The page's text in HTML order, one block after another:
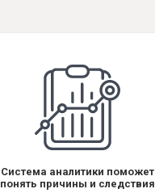
Система аналитики поможет
понять причины и следствия